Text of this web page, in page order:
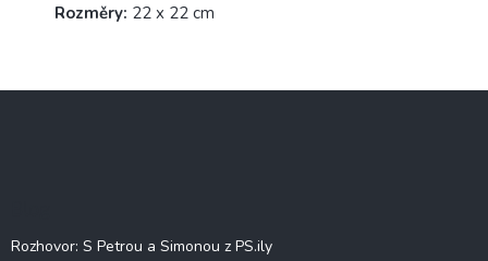
Rozměry: 22 x 22 cm
Rozhovor: S Petrou a Simonou z PS.ily